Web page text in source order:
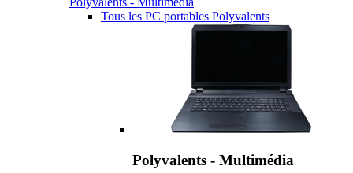
Tous les PC portables Polyvalents
Polyvalents - Multimédia